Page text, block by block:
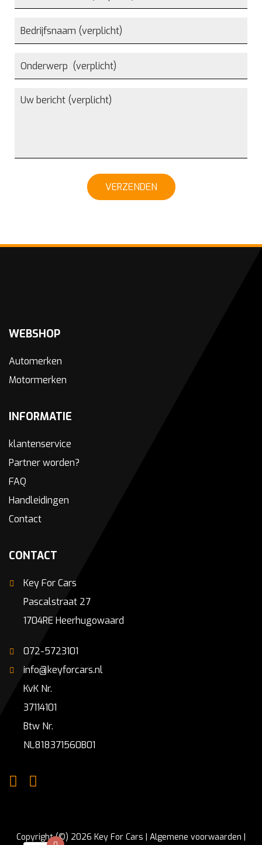
VERZENDEN
WEBSHOP
Automerken
Motormerken
INFORMATIE
klantenservice
Partner worden?
FAQ
Handleidingen
Contact
CONTACT
Key For Cars
Pascalstraat 27
1704RE Heerhugowaard
072-5723101
info@keyforcars.nl
KvK Nr.
37114101
Btw Nr.
NL818371560B01
Copyright (©) 2026 Key For Cars | Algemene voorwaarden